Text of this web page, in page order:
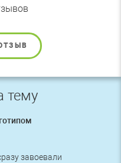
тему
завоевали